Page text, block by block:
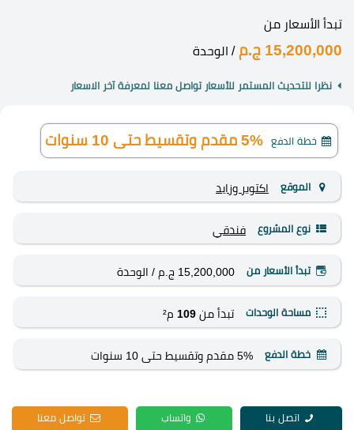
تبدأ الأسعار من
15,200,000 ج.م / الوحدة
نظرا للتحديث المستمر للأسعار تواصل معنا لمعرفة آخر الاسعار
خطة الدفع 5% مقدم وتقسيط حتى 10 سنوات
الموقع اكتوبر وزايد
نوع المشروع فندقي
تبدأ الأسعار من 15,200,000 ج.م / الوحدة
مساحة الوحدات تبدأ من 109 م²
خطة الدفع 5% مقدم وتقسيط حتى 10 سنوات
اتصل بنا واتساب تواصل معنا